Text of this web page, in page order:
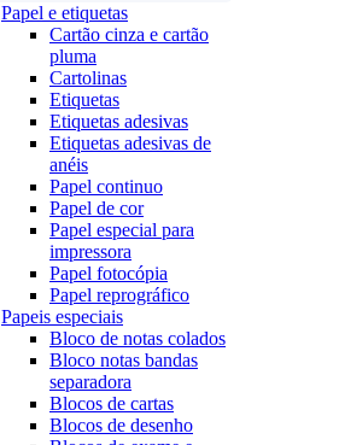
Papel e etiquetas
Cartão cinza e cartão
pluma
Cartolinas
Etiquetas
Etiquetas adesivas
Etiquetas adesivas de
anéis
Papel continuo
Papel de cor
Papel especial para
impressora
Papel fotocópia
Papel reprográfico
Papeis especiais
Bloco de notas colados
Bloco notas bandas
separadora
Blocos de cartas
Blocos de desenho